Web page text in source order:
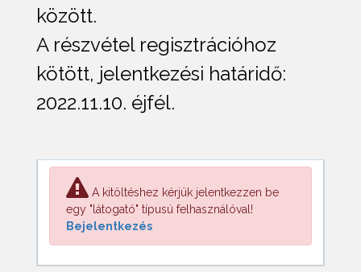
között.
A részvétel regisztrációhoz
kötött, jelentkezési határidő:
2022.11.10. éjfél.
A kitöltéshez kérjük jelentkezzen be
egy "látogató" típusú felhasználóval!
Bejelentkezés